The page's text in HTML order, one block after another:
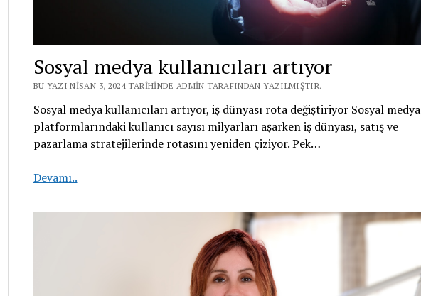
Sosyal medya kullanıcıları artıyor
BU YAZI NISAN 3, 2024 TARIHINDE ADMIN TARAFINDAN YAZILMIŞTIR.
Sosyal medya kullanıcıları artıyor, iş dünyası rota değiştiriyor Sosyal medya
platformlarındaki kullanıcı sayısı milyarları aşarken iş dünyası, satış ve
pazarlama stratejilerinde rotasını yeniden çiziyor. Pek…
Devamı..Sosyal
kullanıcıları